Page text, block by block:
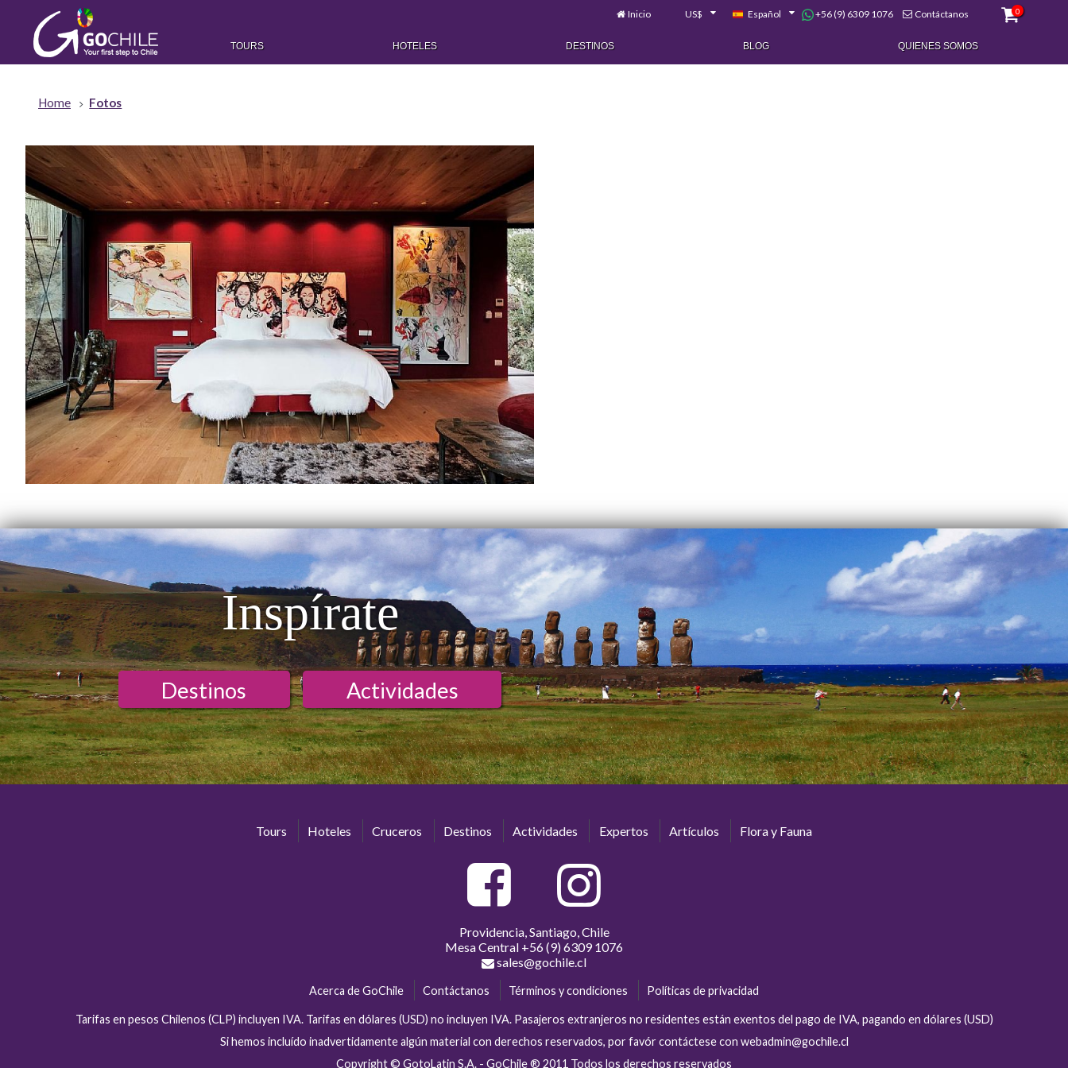
Inicio US$ Español +56 (9) 6309 1076 Contáctanos 0
TOURS HOTELES DESTINOS BLOG QUIENES SOMOS
Home Fotos
Inspírate
Destinos Actividades
Tours Hoteles Cruceros Destinos Actividades Expertos Artículos Flora y Fauna
Providencia, Santiago, Chile
Mesa Central +56 (9) 6309 1076
sales@gochile.cl
Acerca de GoChile Contáctanos Términos y condiciones Políticas de privacidad
Tarifas en pesos Chilenos (CLP) incluyen IVA. Tarifas en dólares (USD) no incluyen IVA. Pasajeros extranjeros no residentes están exentos del pago de IVA, pagando en dólares (USD)
Si hemos incluído inadvertidamente algún material con derechos reservados, por favór contáctese con webadmin@gochile.cl
Copyright © GotoLatin S.A. - GoChile ® 2011 Todos los derechos reservados